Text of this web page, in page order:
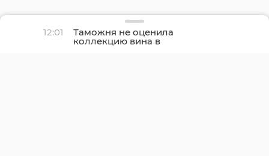
12:01 Таможня не оценила
коллекцию вина в